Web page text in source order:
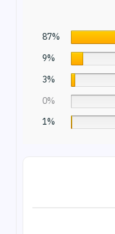
87%
9%
3%
0%
1%